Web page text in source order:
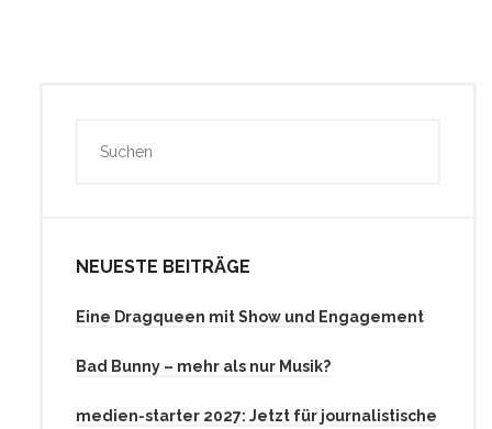
NEUESTE BEITRÄGE
Eine Dragqueen mit Show und Engagement
Bad Bunny – mehr als nur Musik?
medien-starter 2027: Jetzt für journalistische